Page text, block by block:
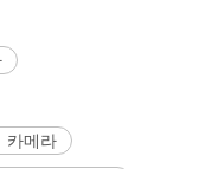
카메라